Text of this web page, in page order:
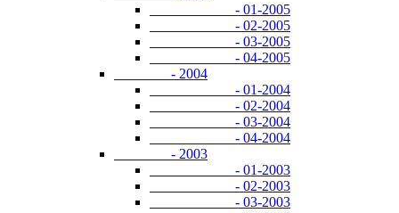
- 01-2005
- 02-2005
- 03-2005
- 04-2005
- 2004
- 01-2004
- 02-2004
- 03-2004
- 04-2004
- 2003
- 01-2003
- 02-2003
- 03-2003